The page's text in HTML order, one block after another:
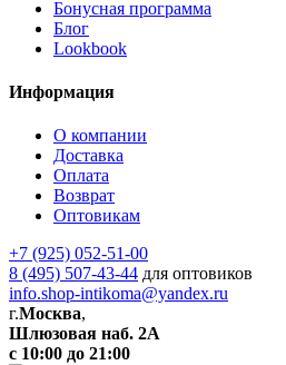
Бонусная программа
Блог
Lookbook
Информация
О компании
Доставка
Оплата
Возврат
Оптовикам
+7 (925) 052-51-00
8 (495) 507-43-44 для оптовиков
info.shop-intikoma@yandex.ru
г.Москва,
Шлюзовая наб. 2А
с 10:00 до 21:00